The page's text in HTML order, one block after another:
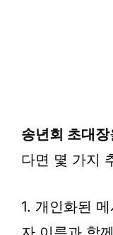
송년회 초대장
다면 몇 가지
1. 개인화된